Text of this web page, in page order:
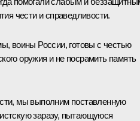
чести и справедливости.
воины России, готовы с честью
оружия и не посрамить память
мы выполним поставленную
заразу, пытающуюся